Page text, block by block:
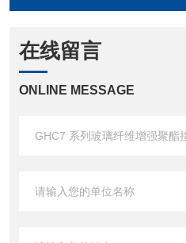
在线留言
ONLINE MESSAGE